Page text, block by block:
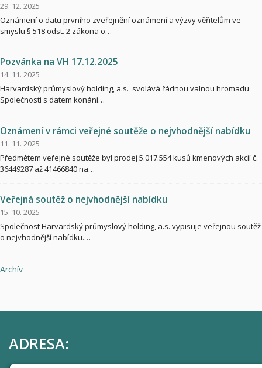
29. 12. 2025
Oznámení o datu prvního zveřejnění oznámení a výzvy věřitelům ve
smyslu § 518 odst. 2 zákona o…
Pozvánka na VH 17.12.2025
14. 11. 2025
Harvardský průmyslový holding, a.s. svolává řádnou valnou hromadu
Společnosti s datem konání…
Oznámení v rámci veřejné soutěže o nejvhodnější nabídku
11. 11. 2025
Předmětem veřejné soutěže byl prodej 5.017.554 kusů kmenových akcií č.
36449287 až 41466840 na…
Veřejná soutěž o nejvhodnější nabídku
15. 10. 2025
Společnost Harvardský průmyslový holding, a.s. vypisuje veřejnou soutěž
o nejvhodnější nabídku.…
Archív
ADRESA: